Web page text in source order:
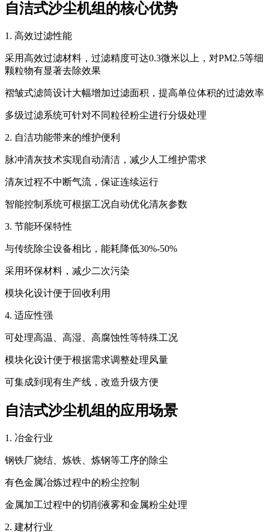
自洁式沙尘机组的核心优势
1. 高效过滤性能
采用高效过滤材料，过滤精度可达0.3微米以上，对PM2.5等细
颗粒物有显著去除效果
褶皱式滤筒设计大幅增加过滤面积，提高单位体积的过滤效率
多级过滤系统可针对不同粒径粉尘进行分级处理
2. 自洁功能带来的维护便利
脉冲清灰技术实现自动清洁，减少人工维护需求
清灰过程不中断气流，保证连续运行
智能控制系统可根据工况自动优化清灰参数
3. 节能环保特性
与传统除尘设备相比，能耗降低30%-50%
采用环保材料，减少二次污染
模块化设计便于回收利用
4. 适应性强
可处理高温、高湿、高腐蚀性等特殊工况
模块化设计便于根据需求调整处理风量
可集成到现有生产线，改造升级方便
自洁式沙尘机组的应用场景
1. 冶金行业
钢铁厂烧结、炼铁、炼钢等工序的除尘
有色金属冶炼过程中的粉尘控制
金属加工过程中的切削液雾和金属粉尘处理
2. 建材行业